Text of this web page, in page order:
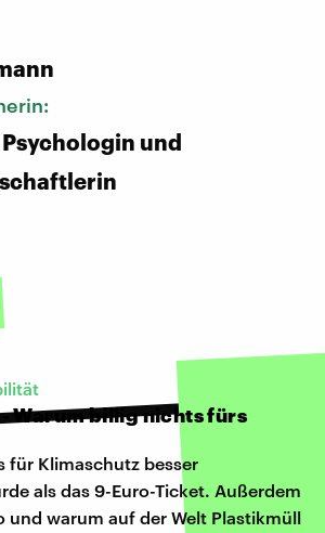
und
Warum billig nichts fürs
für Klimaschutz besser
als das 9-Euro-Ticket. Außerdem
und warum auf der Welt Plastikmüll